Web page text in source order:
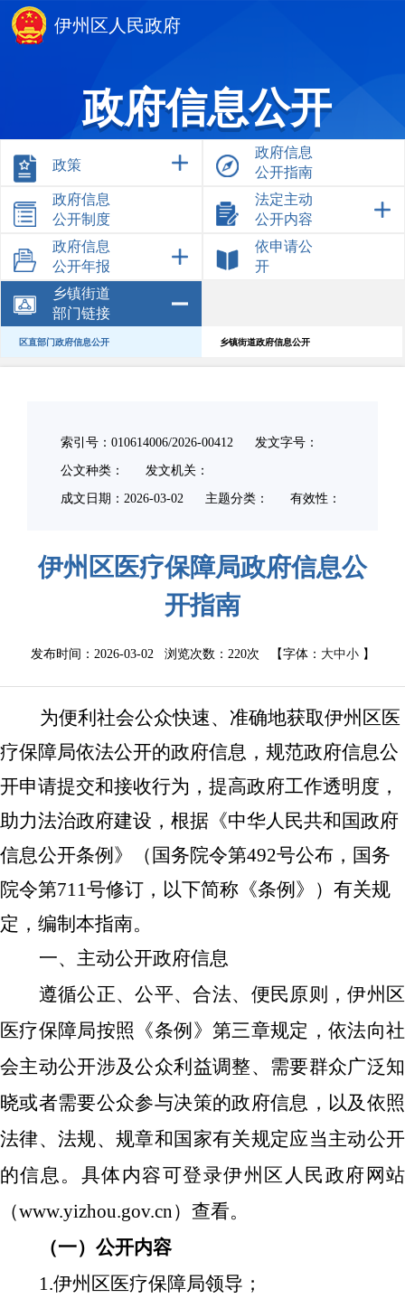
伊州区人民政府
政府信息公开
政策
政府信息
公开指南
政府信息
公开制度
法定主动
公开内容
政府信息
公开年报
依申请公
开
乡镇街道
部门链接
区直部门政府信息公开 乡镇街道政府信息公开
索引号：010614006/2026-00412 发文字号：
公文种类： 发文机关：
成文日期： 2026-03-02 主题分类： 有效性：
伊州区医疗保障局政府信息公
开指南
发布时间：2026-03-02 浏览次数： 220次 【字体： 大中小】
为便利社会公众快速、准确地获取伊州区医
疗保障局依法公开的政府信息，规范政府信息公
开申请提交和接收行为，提高政府工作透明度，
助力法治政府建设，根据《中华人民共和国政府
信息公开条例》（国务院令第492号公布，国务
院令第711号修订，以下简称《条例》）有关规
定，编制本指南。
一、主动公开政府信息
遵循公正、公平、合法、便民原则，伊州区
医疗保障局按照《条例》第三章规定，依法向社
会主动公开涉及公众利益调整、需要群众广泛知
晓或者需要公众参与决策的政府信息，以及依照
法律、法规、规章和国家有关规定应当主动公开
的信息。具体内容可登录伊州区人民政府网站
（www.yizhou.gov.cn）查看。
（一）公开内容
1.伊州区医疗保障局领导；